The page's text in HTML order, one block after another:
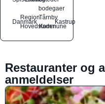
bodegaer
Danmark
Region
Hovedstaden
Tårnby
Kommune
Kastrup
Restauranter og
anmeldelser